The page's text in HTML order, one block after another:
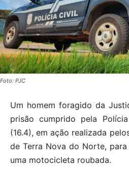
Foto: PJC
Um homem foragido da
prisão cumprido pela
(16.4), em ação realizada
de Terra Nova do Norte,
uma motocicleta roubada.